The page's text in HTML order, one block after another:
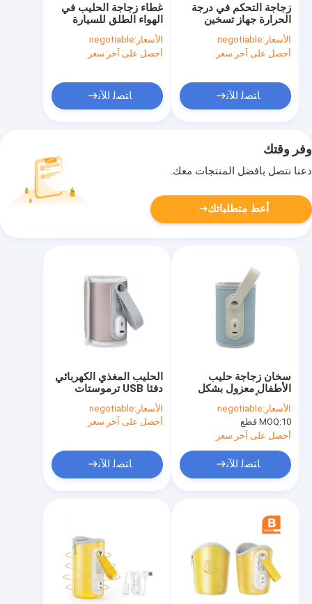
غطاء زجاجة الحليب في
الهواء الطلق للسيارة
للسفر خفيف الوزن
تصميم فيلكرو سريع
التسخين
الأسعار:negotiable
أحصل على آخر سعر
ﺎﺘﺼﻟ ﺍﻶﻧ
زجاجة التحكم في درجة
الحرارة جهاز تسخين
الحليب الفوري من النوع
C 5V 2A مثالي أثناء
التنقل
الأسعار:negotiable
أحصل على آخر سعر
ﺎﺘﺼﻟ ﺍﻶﻧ
وفر وقتك
دعنا نتصل بأفضل المنتجات معك.
أعط متطلباتك
الحليب المغذي الكهربائي
دفئا USB ترموستات
℃
الأسعار:negotiable
أحصل على آخر سعر
ﺎﺘﺼﻟ ﺍﻶﻧ
سخان زجاجة حليب
الأطفال معزول بشكل
محافظ أثناء التنقل لعربة
السفر
الأسعار:negotiable
MOQ:10 قطع
أحصل على آخر سعر
ﺎﺘﺼﻟ ﺍﻶﻧ